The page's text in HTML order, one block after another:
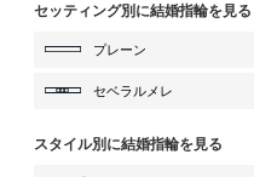
セッティング別に結婚指輪を見る
プレーン
セベラルメレ
スタイル別に結婚指輪を見る